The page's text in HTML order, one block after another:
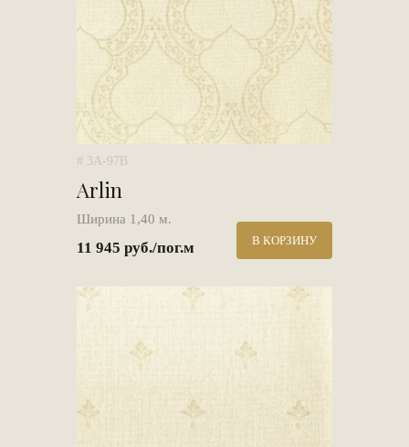
# 3A-97B
Arlin
Ширина 1,40 м.
11 945 руб./пог.м В КОРЗИНУ